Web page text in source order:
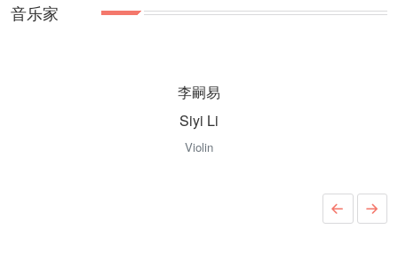
蓉、王勒维、邹静怡、郁金、秦济坤、邓钟健铖等。
音乐家
李嗣易
Siyi Li
Violin